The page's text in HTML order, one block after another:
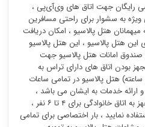
رایگان جهت اتاق های وی‌آی‌پی ،
به سشوار برای راحتی مسافرین
هتل پالاسیو ، امکان دریافت
این هتل پالاسیو ، این هتل پالاسیو
امانات هتل پالاسیو جهت
بودن اتاق های دارای تراس به
تجهیزات باربکیو ، میز پذیرش (۲۴ ساعته) هتل پالاسیو در تمامی ساعات
و ارائه خدمات به ایشان می باشد ،
سوئیت ‌های ویژه هتل پالاسیو مجهز به اتاق خانوادگی برای ۴ تا ۶ نفر ،
نمایید ، بار اختصاصی برای تمامی